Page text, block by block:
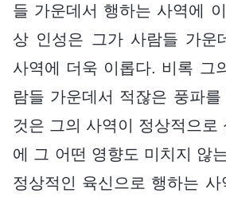
들 가운데서 행하는 사역에
상 인성은 그가 사람들 가운
사역에 더욱 이롭다. 비록 그
람들 가운데서 적잖은 풍파를
것은 그의 사역이 정상적으로
에 그 어떤 영향도 미치지 않
정상적인 육신으로 행하는 사